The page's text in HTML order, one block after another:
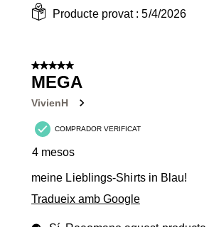
Producte provat :5/4/2026
5 de 5 estrelles.
MEGA
VivienH
COMPRADOR VERIFICAT
4 mesos
meine Lieblings-Shirts in Blau!
Tradueix amb Google